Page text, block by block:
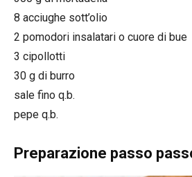
8 acciughe sott’olio
2 pomodori insalatari o cuore di bue
3 cipollotti
30 g di burro
sale fino q.b.
pepe q.b.
Preparazione passo